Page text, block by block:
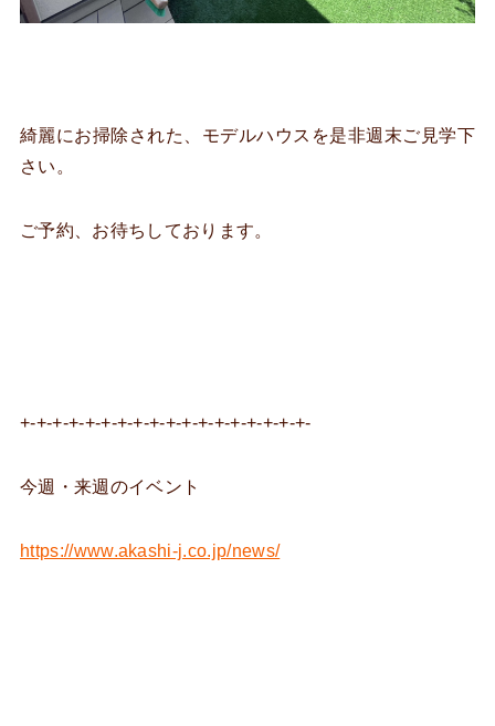
綺麗にお掃除された、モデルハウスを是非週末ご見学下
さい。
ご予約、お待ちしております。
+-+-+-+-+-+-+-+-+-+-+-+-+-+-+-+-+-+-
今週・来週のイベント
https://www.akashi-j.co.jp/news/